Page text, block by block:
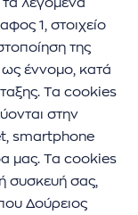
τα λεγόμενα
1, στοιχείο
της
ως έννομο, κατά
Τα cookies
στην
smartphone
μας. Τα cookies
συσκευή σας,
Δούρειος